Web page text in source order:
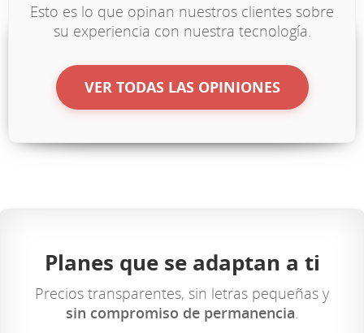
Esto es lo que opinan nuestros clientes sobre
su experiencia con nuestra tecnología.
VER TODAS LAS OPINIONES
Planes que se adaptan a ti
Precios transparentes, sin letras pequeñas y
sin compromiso de permanencia.